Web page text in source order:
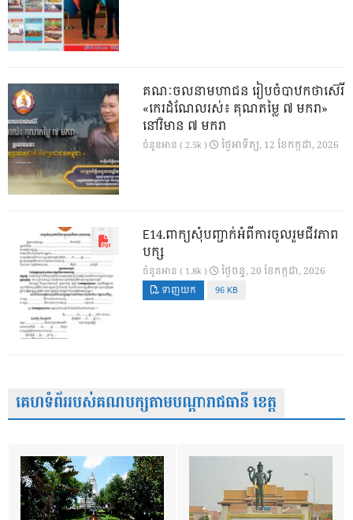
គណៈចលនាមហាជន រៀបចំបាឋកថាស៊េរី
«កេរដំណែលរស់៖ គុណតម្លៃ ៧ មករា»
នៅវិមាន ៧ មករា
ចំនួនអាន ( 2.5k ) ថ្ងៃ​អាទិត្យ, 12 ខែ​កក្កដា, 2026
E14.ពាក្យសុំបញ្ជាក់អំពីការចូលរួមជីវភាព
បក្ស
ចំនួនអាន ( 1.8k ) ថ្ងៃ​ចន្ទ, 20 ខែ​កក្កដា, 2026
ទាញយក 96 KB
គេហទំព័ររបស់គណបក្សតាមបណ្តារាជធានី ខេត្ត